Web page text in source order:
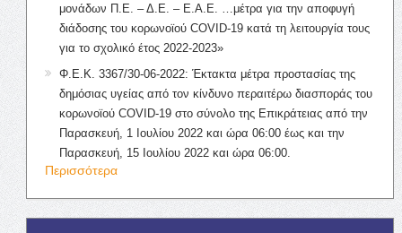
μονάδων Π.Ε. – Δ.Ε. – Ε.Α.Ε. …μέτρα για την αποφυγή
διάδοσης του κορωνοϊού COVID-19 κατά τη λειτουργία τους
για το σχολικό έτος 2022-2023»
Φ.Ε.Κ. 3367/30-06-2022: Έκτακτα μέτρα προστασίας της
δημόσιας υγείας από τον κίνδυνο περαιτέρω διασποράς του
κορωνοϊού COVID-19 στο σύνολο της Επικράτειας από την
Παρασκευή, 1 Ιουλίου 2022 και ώρα 06:00 έως και την
Παρασκευή, 15 Ιουλίου 2022 και ώρα 06:00.
Περισσότερα